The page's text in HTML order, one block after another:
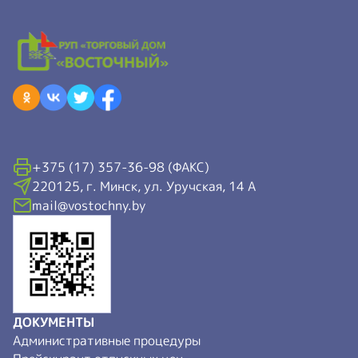
+375 (17) 357-36-98 (ФАКС)
220125, г. Минск, ул. Уручская, 14 А
mail@vostochny.by
ДОКУМЕНТЫ
Административные процедуры